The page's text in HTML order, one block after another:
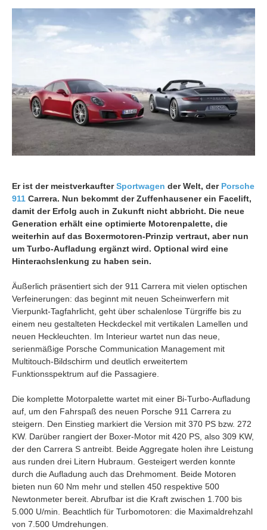
Er ist der meistverkaufterSportwagen der Welt, der Porsche
911 Carrera. Nun bekommt der Zuffenhausener ein Facelift,
damit der Erfolg auch in Zukunft nicht abbricht. Die neue
Generation erhält eine optimierte Motorenpalette, die
weiterhin auf das Boxermotoren-Prinzip vertraut, aber nun
um Turbo-Aufladung ergänzt wird. Optional wird eine
Hinterachslenkung zu haben sein.
Äußerlich präsentiert sich der 911 Carrera mit vielen optischen
Verfeinerungen: das beginnt mit neuen Scheinwerfern mit
Vierpunkt-Tagfahrlicht, geht über schalenlose Türgriffe bis zu
einem neu gestalteten Heckdeckel mit vertikalen Lamellen und
neuen Heckleuchten. Im Interieur wartet nun das neue,
serienmäßige Porsche Communication Management mit
Multitouch-Bildschirm und deutlich erweitertem
Funktionsspektrum auf die Passagiere.
Die komplette Motorpalette wartet mit einer Bi-Turbo-Aufladung
auf, um den Fahrspaß des neuen Porsche 911 Carrera zu
steigern. Den Einstieg markiert die Version mit 370 PS bzw. 272
KW. Darüber rangiert der Boxer-Motor mit 420 PS, also 309 KW,
der den Carrera S antreibt. Beide Aggregate holen ihre Leistung
aus runden drei Litern Hubraum. Gesteigert werden konnte
durch die Aufladung auch das Drehmoment. Beide Motoren
bieten nun 60 Nm mehr und stellen 450 respektive 500
Newtonmeter bereit. Abrufbar ist die Kraft zwischen 1.700 bis
5.000 U/min. Beachtlich für Turbomotoren: die Maximaldrehzahl
von 7.500 Umdrehungen.